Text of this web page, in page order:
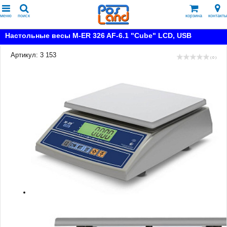
меню поиск корзина контакты
Настольные весы M-ER 326 AF-6.1 "Cube" LCD, USB
Артикул: 3 153 ( 0 )